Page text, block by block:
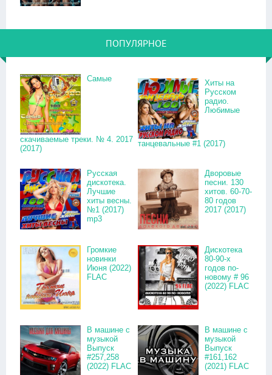
ПОПУЛЯРНОЕ
Самые
скачиваемые треки. № 4. 2017
(2017)
Хиты на
Русском
радио.
Любимые
танцевальные #1 (2017)
Русская
дискотека.
Лучшие
хиты весны.
№1 (2017)
mp3
Дворовые
песни. 130
хитов. 60-70-
80 годов
2017 (2017)
Громкие
новинки
Июня (2022)
FLAC
Дискотека
80-90-х
годов по-
новому # 96
(2022) FLAC
В машине с
музыкой
Выпуск
#257,258
(2022) FLAC
В машине с
музыкой
Выпуск
#161,162
(2021) FLAC